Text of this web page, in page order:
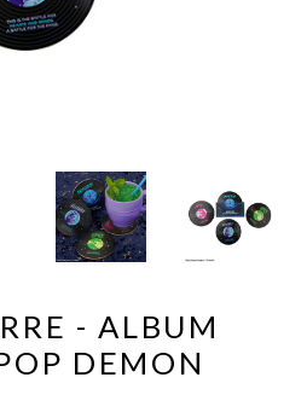
- ALBUM
DEMON